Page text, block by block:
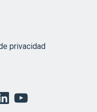
privacidad
YouTube